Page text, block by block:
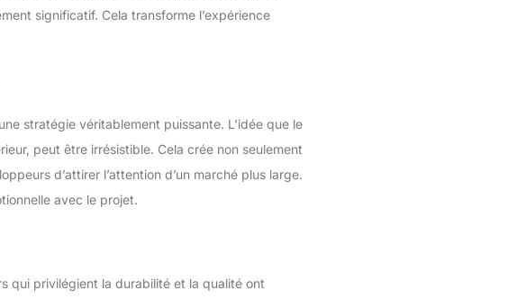
significatif. Cela transforme l’expérience
stratégie véritablement puissante. L’idée que le
peut être irrésistible. Cela crée non seulement
d’attirer l’attention d’un marché plus large.
avec le projet.
qui privilégient la durabilité et la qualité ont